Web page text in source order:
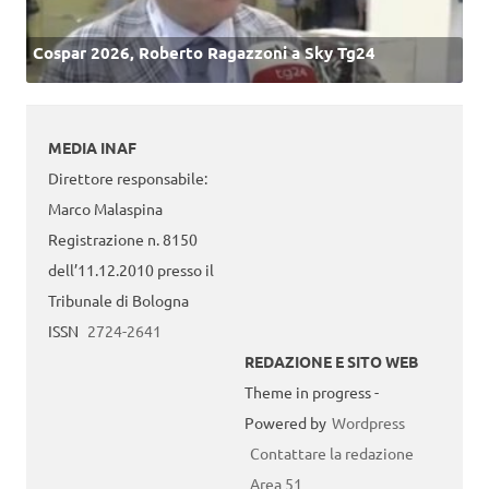
Cospar 2026, Roberto Ragazzoni a Sky Tg24
MEDIA INAF
Direttore responsabile:
Marco Malaspina
Registrazione n. 8150
dell’11.12.2010 presso il
Tribunale di Bologna
ISSN 2724-2641
REDAZIONE E SITO WEB
Theme in progress -
Powered by Wordpress
Contattare la redazione
Area 51